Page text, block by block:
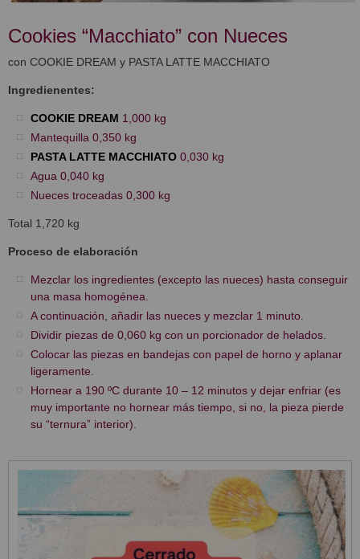
Cookies “Macchiato” con Nueces
con COOKIE DREAM y PASTA LATTE MACCHIATO
Ingredienentes:
COOKIE DREAM 1,000 kg
Mantequilla 0,350 kg
PASTA LATTE MACCHIATO 0,030 kg
Agua 0,040 kg
Nueces troceadas 0,300 kg
Total 1,720 kg
Proceso de elaboración
Mezclar los ingredientes (excepto las nueces) hasta conseguir
una masa homogénea.
A continuación, añadir las nueces y mezclar 1 minuto.
Dividir piezas de 0,060 kg con un porcionador de helados.
Colocar las piezas en bandejas con papel de horno y aplanar
ligeramente.
Hornear a 190 ºC durante 10 – 12 minutos y dejar enfriar (es
muy importante no hornear más tiempo, si no, la pieza pierde
su “ternura” interior).